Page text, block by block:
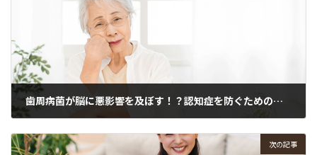
歯周病菌が脳に悪影響を及ぼす！？認知症を防ぐためのオーラルケア習慣
次の記事